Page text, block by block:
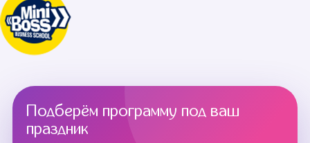
Подберём программу под ваш
праздник